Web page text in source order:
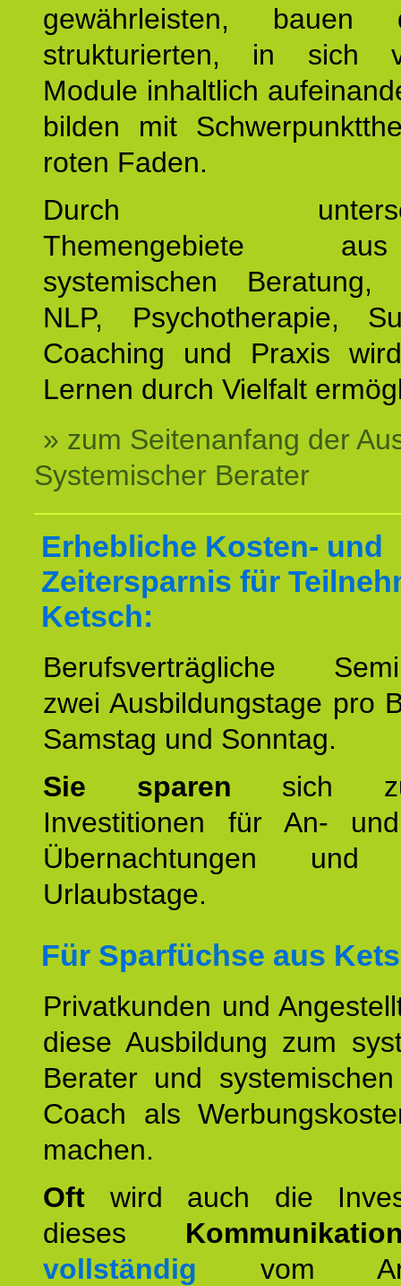
gewährleisten,
strukturierten, in sich
Module inhaltlich
bilden mit
roten Faden.
Durch
Themengebiete
systemischen Beratung,
NLP, Psychotherapie,
Coaching und Praxis
Lernen durch Vielfalt
» zum Seitenanfang der
Systemischer Berater
Erhebliche Kosten- und
Zeitersparnis für
Ketsch:
Berufsverträgliche
zwei Ausbildungstage pro
Samstag und Sonntag.
Sie sparen sich
Investitionen für An-
Übernachtungen und
Urlaubstage.
Für Sparfüchse aus
Privatkunden und
diese Ausbildung zum
Berater und
Coach als
machen.
Oft wird auch die
dieses
vollständig vom